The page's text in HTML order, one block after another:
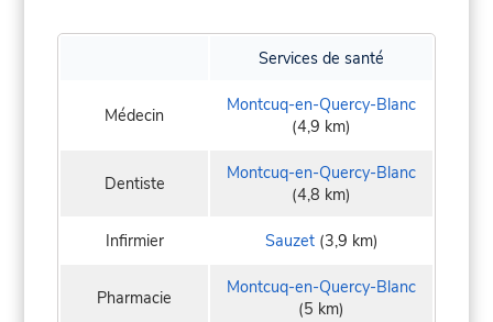
Services de santé
Médecin
Montcuq-en-Quercy-Blanc
(4,9 km)
Dentiste
Montcuq-en-Quercy-Blanc
(4,8 km)
Infirmier Sauzet(3,9 km)
Pharmacie
Montcuq-en-Quercy-Blanc
(5 km)